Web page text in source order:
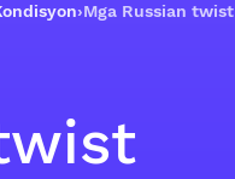
›Mga Russian twist